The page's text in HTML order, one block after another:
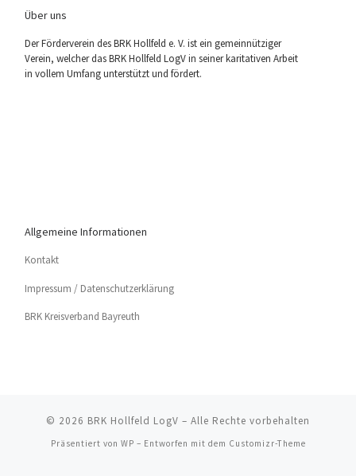
Über uns
Der För­der­ver­ein des BRK Holl­feld e. V. ist ein gemein­nüt­zi­ger
Ver­ein, wel­cher das BRK Holl­feld LogV in sei­ner kari­ta­ti­ven Arbeit
in vol­lem Umfang unter­stützt und fördert.
Allgemeine Informationen
Kon­takt
Impres­sum / Datenschutzerklärung
BRK Kreis­ver­band Bayreuth
© 2026 BRK Hollfeld LogV – Alle Rechte vorbehalten
Präsentiert von WP – Entworfen mit dem Customizr-Theme